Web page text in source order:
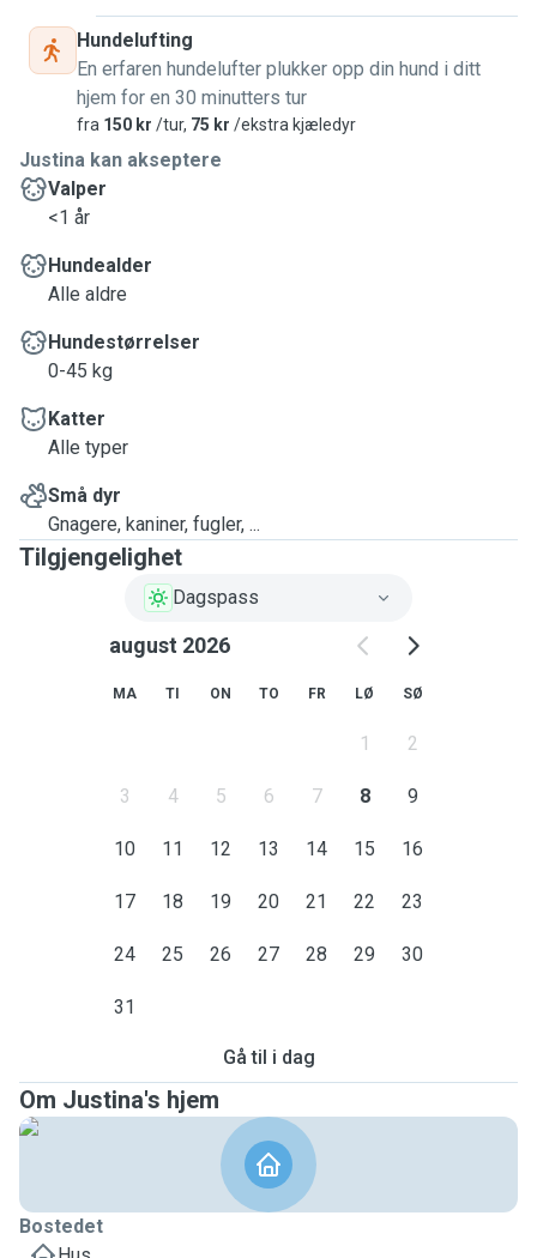
Hundelufting
En erfaren hundelufter plukker opp din hund i ditt
hjem for en 30 minutters tur
fra 150 kr /tur, 75 kr /ekstra kjæledyr
Justina kan akseptere
Valper
<1 år
Hundealder
Alle aldre
Hundestørrelser
0-45 kg
Katter
Alle typer
Små dyr
Gnagere, kaniner, fugler, ...
Tilgjengelighet
Dagspass
august 2026
MA TI ON TO FR LØ SØ
1 2
3 4 5 6 7 8 9
10 11 12 13 14 15 16
17 18 19 20 21 22 23
24 25 26 27 28 29 30
31
Gå til i dag
Om Justina's hjem
Bostedet